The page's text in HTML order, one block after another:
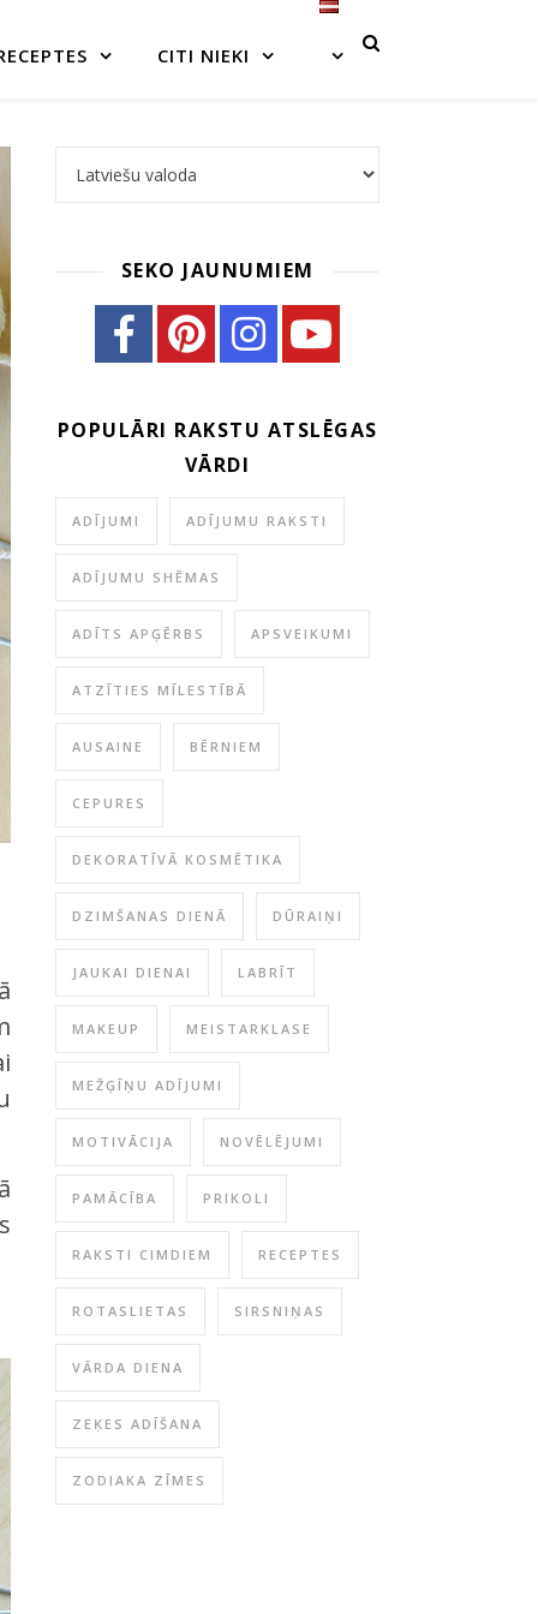
CITI NIEKI
Choose a language
SEKO JAUNUMIEM
POPULĀRI RAKSTU ATSLĒGAS
VĀRDI
ADĪJUMI ADĪJUMU RAKSTI
ADĪJUMU SHĒMAS
ADĪTS APĢĒRBS APSVEIKUMI
ATZĪTIES MĪLESTĪBĀ
AUSAINE BĒRNIEM
CEPURES
DEKORATĪVĀ KOSMĒTIKA
DZIMŠANAS DIENĀ DŪRAIŅI
JAUKAI DIENAI LABRĪT
MAKEUP MEISTARKLASE
MEŽĢĪŅU ADĪJUMI
MOTIVĀCIJA NOVĒLĒJUMI
PAMĀCĪBA PRIKOLI
RAKSTI CIMDIEM RECEPTES
ROTASLIETAS SIRSNIŅAS
VĀRDA DIENA
ZEĶES ADĪŠANA
ZODIAKA ZĪMES